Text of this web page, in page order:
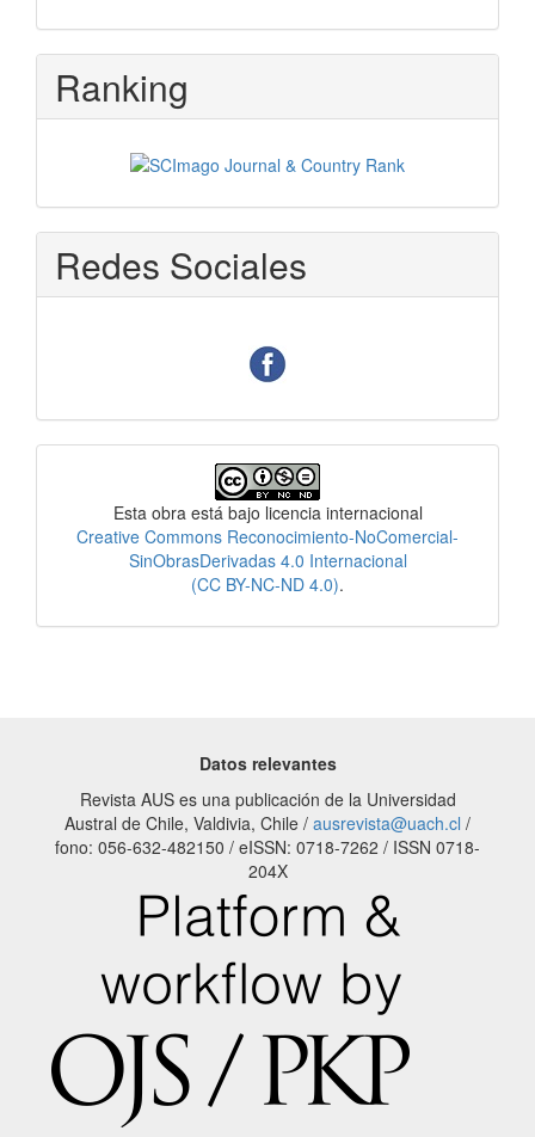
Ranking
Redes Sociales
Esta obra está bajo licencia internacional
Creative Commons Reconocimiento-NoComercial-
SinObrasDerivadas 4.0 Internacional
(CC BY-NC-ND 4.0).
Datos relevantes
Revista AUS es una publicación de la Universidad
Austral de Chile, Valdivia, Chile / ausrevista@uach.cl /
fono: 056-632-482150 / eISSN: 0718-7262 / ISSN 0718-
204X